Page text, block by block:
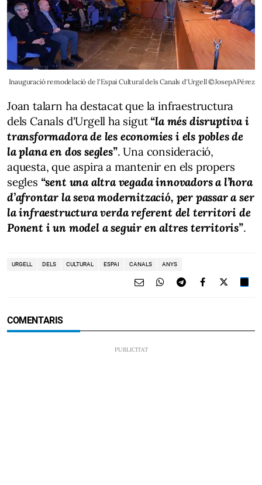
Inauguració remodelació de l'Espai Cultural dels Canals d'Urgell ©JosepAPérez
Joan talarn ha destacat que la infraestructura
dels Canals d'Urgell ha sigut “la més disruptiva i
transformadora de les economies i els pobles de
la plana en dos segles”. Una consideració,
aquesta, que aspira a mantenir en els propers
segles “sent una altra vegada innovadors a l’hora
d’afrontar la seva modernització, per passar a ser
la infraestructura verda referent del territori de
Ponent i un model a seguir en altres territoris”.
URGELL DELS CULTURAL ESPAI CANALS ANYS
COMENTARIS